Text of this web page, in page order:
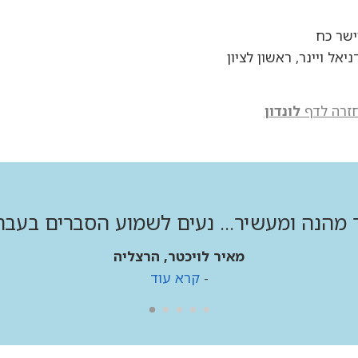
כח
ויינר, ראשון לציון
לדףלונדון
מהנה ומעשיר... נעים לשמוע הסברים
מאיר לויכטר, הרצליה
-קרא עוד